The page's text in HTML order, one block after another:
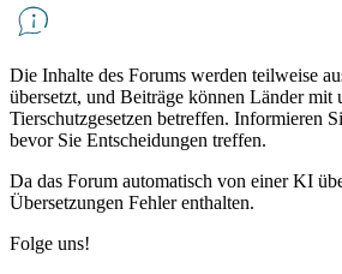
Die Inhalte des Forums werden teilweise
übersetzt, und Beiträge können Länder mit
Tierschutzgesetzen betreffen. Informieren
bevor Sie Entscheidungen treffen.
Da das Forum automatisch von einer KI
Übersetzungen Fehler enthalten.
Folge uns!